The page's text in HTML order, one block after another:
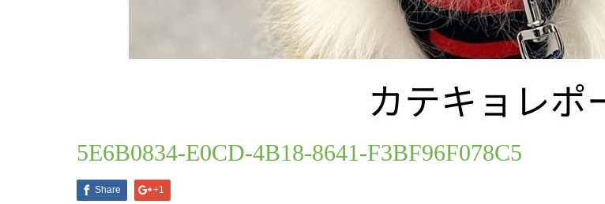
5E6B0834-E0CD-4B18-8641-F3BF96F078C5
5E6B0834-E0CD-4B18-8641-F3BF96F078C5
Share +1